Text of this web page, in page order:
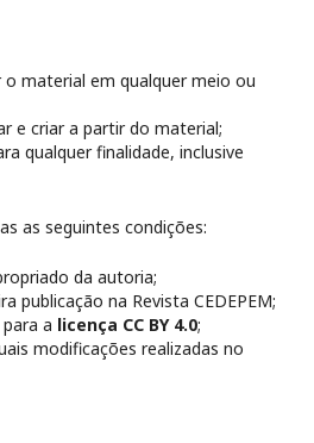
material em qualquer meio ou
e criar a partir do material;
qualquer finalidade, inclusive
as seguintes condições:
da autoria;
publicação na Revista CEDEPEM;
a licença CC BY 4.0;
modificações realizadas no